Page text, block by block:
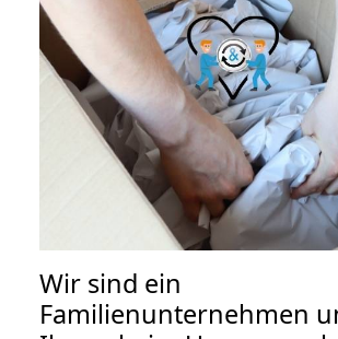
Wir sind ein
Familienunternehmen